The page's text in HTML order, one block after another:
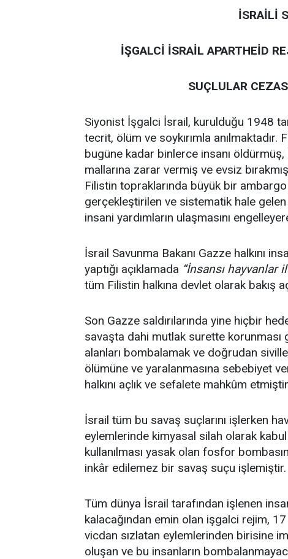
İSRAİLİ
İŞGALCİ İSRAİL APARTHEİD
SUÇLULAR
Siyonist İşgalci İsrail, kurulduğu 1948
tecrit, ölüm ve soykırımla
bugüne kadar binlerce insanı öldürmüş,
mallarına zarar vermiş ve evsiz
Filistin topraklarında büyük bir
gerçekleştirilen ve sistematik hale
insani yardımların ulaşmasını
İsrail Savunma Bakanı Gazze halkını
yaptığı açıklamada “İnsansı hayvanlar
tüm Filistin halkına devlet olarak bakış
Son Gazze saldırılarında yine hiçbir
savaşta dahi mutlak surette korunması
alanları bombalamak ve doğrudan
ölümüne ve yaralanmasına sebebiyet
halkını açlık ve sefalete mahkûm
İsrail tüm bu savaş suçlarını işlerken
eylemlerinde kimyasal silah olarak
kullanılması yasak olan fosfor
inkâr edilemez bir savaş suçu işlemiştir.
Tüm dünya İsrail tarafından işlenen
kalacağından emin olan işgalci rejim,
vicdan sızlatan eylemlerinden birisine
oluşan ve bu insanların